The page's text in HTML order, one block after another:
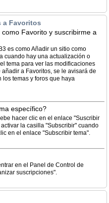
a Favoritos
Favorito y suscribirme a
es como Añadir un sitio como
cuando hay una actualización o
tema para ver las modificaciones
a Favoritos, se le avisará de
temas y foros que haya
específico?
hacer clic en el enlace "Suscribir
la casilla "Subscribir" cuando
en el enlace "Subscribir tema".
en el Panel de Control de
suscripciones".